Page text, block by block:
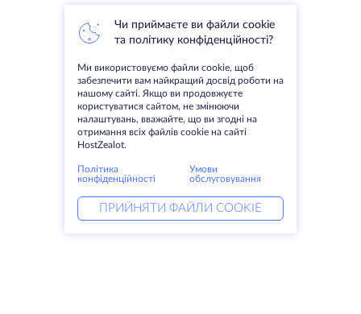
Чи приймаєте ви файли cookie
та політику конфіденційності?
Ми використовуємо файли cookie, щоб
забезпечити вам найкращий досвід роботи на
нашому сайті. Якщо ви продовжуєте
користуватися сайтом, не змінюючи
налаштувань, вважайте, що ви згодні на
отримання всіх файлів cookie на сайті
HostZealot.
Політика
конфіденційності
Умови
обслуговування
ПРИЙНЯТИ ФАЙЛИ COOKIE